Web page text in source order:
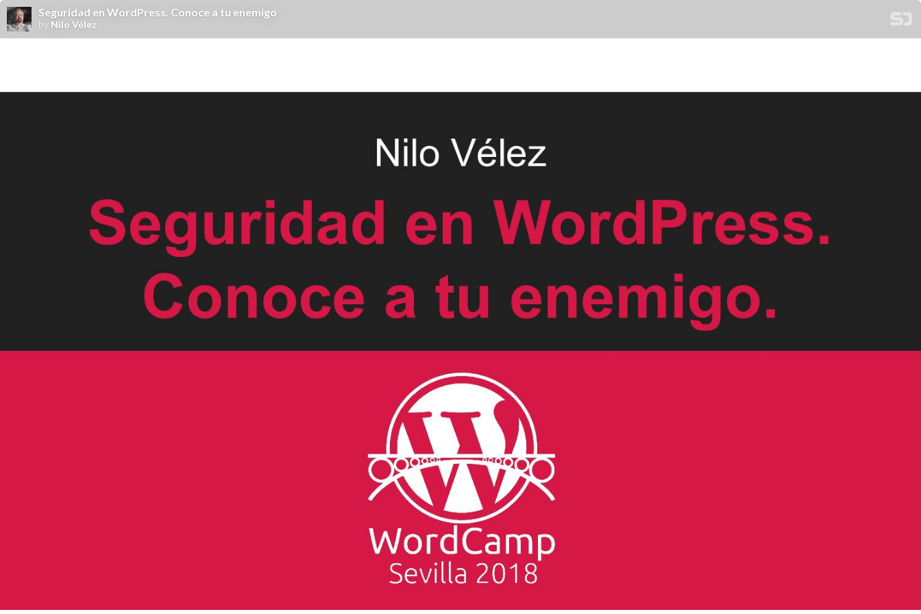
Seguridad en WordPress. Conoce a tu enemigo
by Nilo Vélez